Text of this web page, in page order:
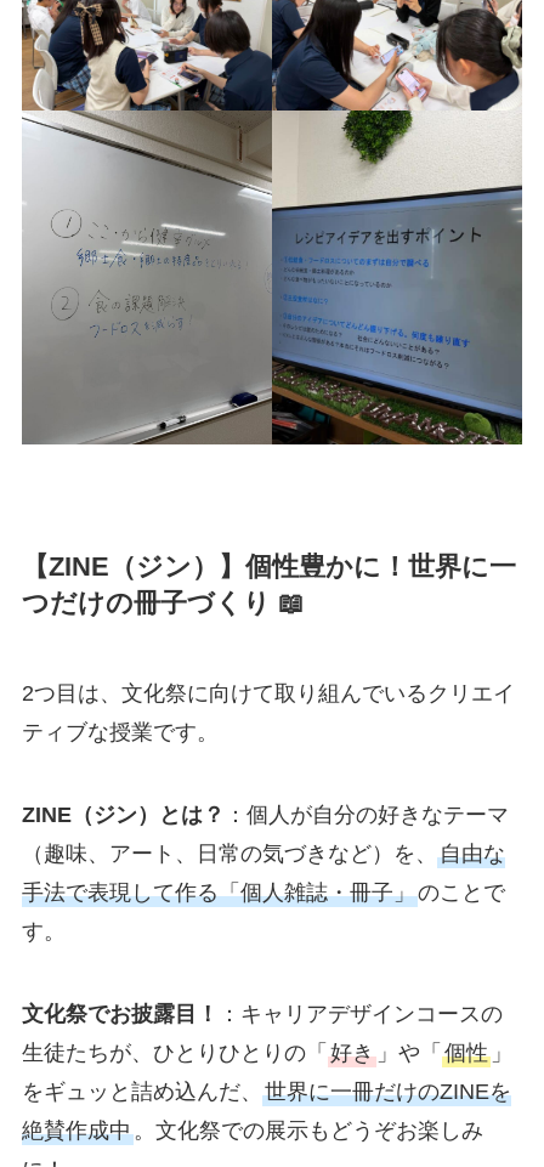
【ZINE（ジン）】個性豊かに！世界に一
つだけの冊子づくり 📖
2つ目は、文化祭に向けて取り組んでいるクリエイ
ティブな授業です。
ZINE（ジン）とは？ ：個人が自分の好きなテーマ
（趣味、アート、日常の気づきなど）を、 自由な
手法で表現して作る「個人雑誌・冊子」のことで
す。
文化祭でお披露目！
：キャリアデザインコースの
生徒たちが、ひとりひとりの「 好き」や「 個性」
をギュッと詰め込んだ、 世界に一冊だけのZINEを
絶賛作成中。文化祭での展示もどうぞお楽しみ